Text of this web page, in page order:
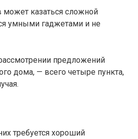
может казаться сложной
умными гаджетами и не
предложений
дома, — всего четыре пункта,
требуется хороший